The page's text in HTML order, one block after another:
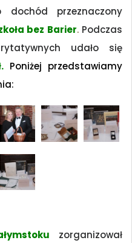
przeznaczony
bez Barier.Podczas
udało się
Poniżej przedstawiamy
zorganizował